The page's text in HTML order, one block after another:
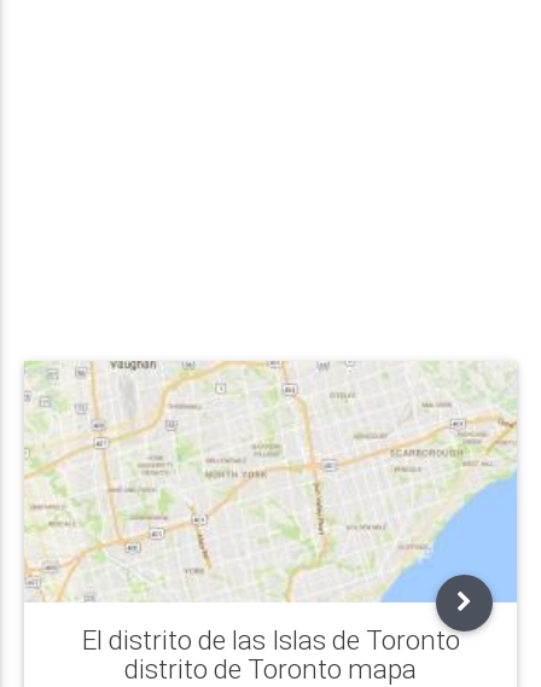
El distrito de las Islas de Toronto
distrito de Toronto mapa